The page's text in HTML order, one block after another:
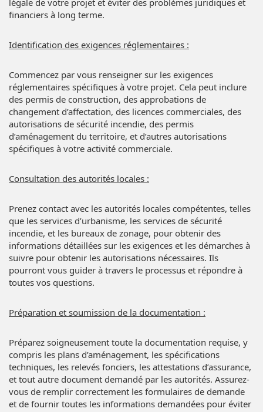
financiers à long terme.
Identification des exigences réglementaires :
Commencez par vous renseigner sur les exigences
réglementaires spécifiques à votre projet. Cela peut inclure
des permis de construction, des approbations de
changement d’affectation, des licences commerciales, des
autorisations de sécurité incendie, des permis
d’aménagement du territoire, et d’autres autorisations
spécifiques à votre activité commerciale.
Consultation des autorités locales :
Prenez contact avec les autorités locales compétentes, telles
que les services d’urbanisme, les services de sécurité
incendie, et les bureaux de zonage, pour obtenir des
informations détaillées sur les exigences et les démarches à
suivre pour obtenir les autorisations nécessaires. Ils
pourront vous guider à travers le processus et répondre à
toutes vos questions.
Préparation et soumission de la documentation :
Préparez soigneusement toute la documentation requise, y
compris les plans d’aménagement, les spécifications
techniques, les relevés fonciers, les attestations d’assurance,
et tout autre document demandé par les autorités. Assurez-
vous de remplir correctement les formulaires de demande
et de fournir toutes les informations demandées pour éviter